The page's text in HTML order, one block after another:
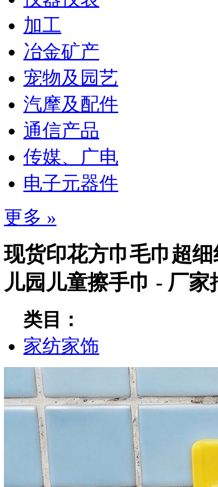
加工
冶金矿产
宠物及园艺
汽摩及配件
通信产品
传媒、广电
电子元器件
更多 »
现货印花方巾毛巾超
儿园儿童擦手巾 - 厂家
类目：
家纺家饰